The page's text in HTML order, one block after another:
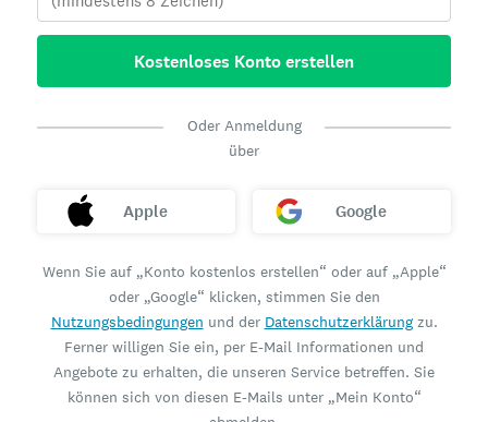
Kostenloses Konto erstellen
Oder Anmeldung
über
Apple Google
Wenn Sie auf „Konto kostenlos erstellen“ oder auf „Apple“
oder „Google“ klicken, stimmen Sie den
Nutzungsbedingungen und der Datenschutzerklärungzu.
Ferner willigen Sie ein, per E-Mail Informationen und
Angebote zu erhalten, die unseren Service betreffen. Sie
können sich von diesen E-Mails unter „Mein Konto“